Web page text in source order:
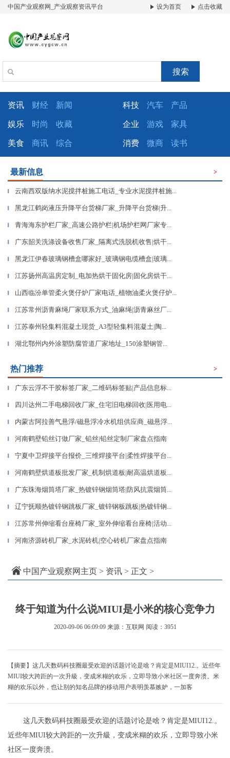
中国产业观察网_产业观察资讯平台 设为首页 点击收藏
搜索
资讯 财经 新闻 科技 汽车 产品
娱乐 时尚 收藏 企业 游戏 家具
美食 商讯 综合 消费 微商 读书
最新信息 >
▎ 云南西双版纳水泥搅拌桩施工电话_专业水泥搅拌桩施...
▎ 黑龙江鹤岗液压升降平台货梯厂家_升降平台货梯|升...
▎ 青海海东护栏厂家_高速公路护栏|机场护栏网厂家专...
▎ 广东韶关洗涤设备收售厂家_隔离式洗脱机收售|烘干...
▎ 黑龙江伊春玻璃钢槽盒哪家好_玻璃钢电缆槽盒|玻璃...
▎ 江苏扬州高温房定制_电加热烘干固化房|固化房烘干...
▎ 山西临汾单管柔火煲仔炉厂家电话_植物油柔火煲仔炉...
▎ 江苏常州沥青麻绳厂家联系方式_油麻绳|沥青麻丝厂...
▎ 江苏泰州轻集料混凝土现货_A3型轻集料混凝土|陶...
▎ 湖北鄂州内外涂塑防腐管道厂家地址_150涂塑钢管...
热门推荐 >
▎ 广东云浮不干胶标签厂家_二维码标签贴|产品信息标...
▎ 四川达州二手电梯回收厂家_住宅旧电梯回收|医用电...
▎ 内蒙古阿拉善气悬浮/磁悬浮冷水机组供应商_磁悬浮...
▎ 河南鹤壁铅丝订做厂家_铅丝|铅丝定制厂家盘点指南
▎ 宁夏中卫焊接平台报价_三维焊接平台|柔性焊接平台...
▎ 河南鹤壁烘道板批发厂家_机制烘道板|耐高温烘道板...
▎ 广东珠海烟筒塔厂家_热镀锌钢烟筒塔|防风抗震烟筒...
▎ 辽宁抚顺热镀锌钢跳板厂家_镀锌钢板跳板|热镀锌钢...
▎ 江苏常州伸缩看台座椅厂家_室外伸缩看台座椅|活动...
▎ 河南济源砖机厂家_水泥砖机|空心砖机厂家盘点指南
中国产业观察网主页 > 资讯 > 正文 >
终于知道为什么说MIUI是小米的核心竞争力
2020-09-06 06:09:09 来源：互联网 阅读：3951
【摘要】这几天数码科技圈最受欢迎的话题讨论是啥？肯定是MIUI12.。近些年
MIUI较大跨距的一次升級，变成米糊的欢乐，立即导致小米社区一度奔溃。米
糊的欢乐以外，也让别的知名品牌的移动用户表明羡慕嫉妒，一加客
这几天数码科技圈最受欢迎的话题讨论是啥？肯定是MIUI12.。
近些年MIUI较大跨距的一次升級，变成米糊的欢乐，立即导致小米
社区一度奔溃。